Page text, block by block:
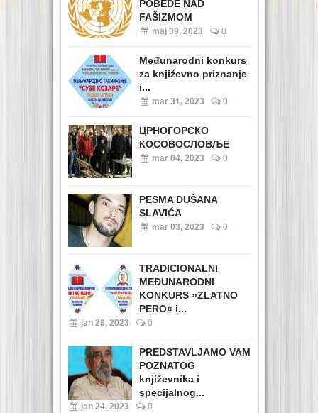
POBEDE NAD
FAŠIZMOM
maj 09, 2023 0
Međunarodni konkurs
za književno priznanje
i...
mar 31, 2023 0
ЦРНОГОРСКО
КОСОВОСЛОВЉЕ
mar 04, 2023 0
PESMA DUŠANA
SLAVIĆA
mar 03, 2023 0
TRADICIONALNI
MEĐUNARODNI
KONKURS »ZLATNO
PERO« i...
jan 28, 2023 0
PREDSTAVLJAMO VAM
POZNATOG
književnika i
specijalnog...
jan 24, 2023 0